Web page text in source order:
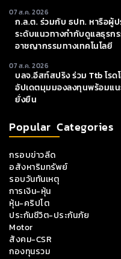
07 ส.ค. 2026
ก.ล.ต. ร่วมกับ ธปท. หารือผู้
ระดับแนวทางกำกับดูแลธุร
อาชญากรรมทางเทคโนโลยี
07 ส.ค. 2026
บลจ.อีสท์สปริง ร่วม Ttb โร
อัปเดตมุมมองลงทุนพร้อมแน
ยั่งยืน
Popular Categories
กรอบข่าวลีด
อสังหาริมทรัพย์
รอบวันทันเหตุ
การเงิน-หุ้น
หุ้น-คริปโต
ประกันชีวิต-ประกันภัย
Motor
สังคม-CSR
กองทุนรวม